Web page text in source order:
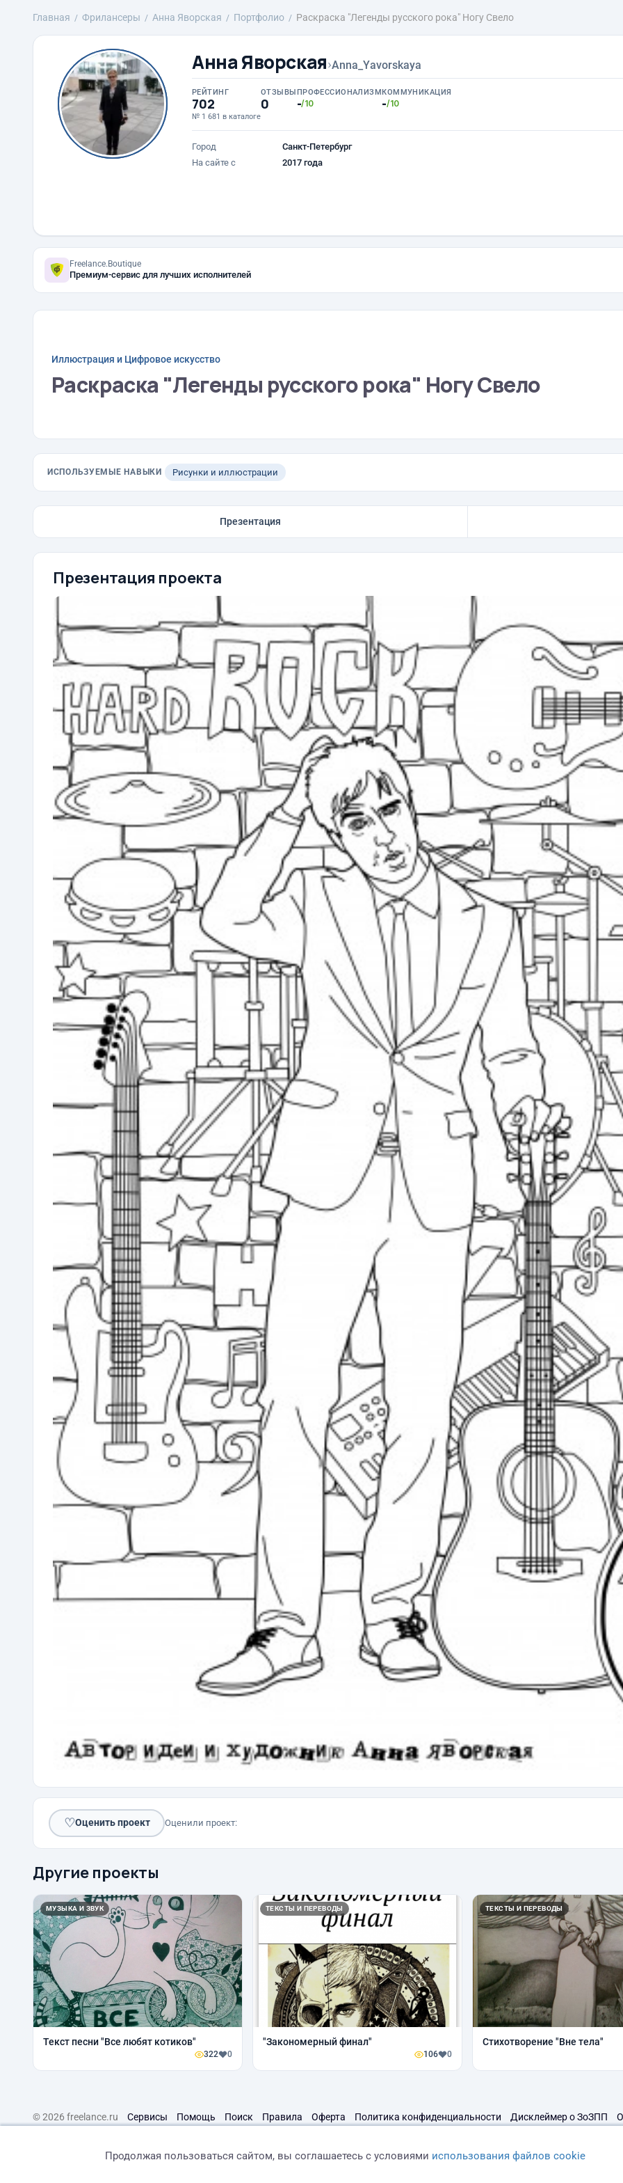
Главная Фрилансеры Анна Яворская Портфолио Раскраска "Легенды русского рока" Ногу Свело
Анна Яворская›Anna_Yavorskaya
РЕЙТИНГ
702
№ 1 681 в каталоге
ОТЗЫВЫ
0
ПРОФЕССИОНАЛИЗМ
-/10
КОММУНИКАЦИЯ
-/10
Город
Санкт-Петербург
На сайте с
2017 года
Freelance.Boutique
Премиум-сервис для лучших исполнителей
Иллюстрация и Цифровое искусство
Раскраска "Легенды русского рока" Ногу Свело
ИСПОЛЬЗУЕМЫЕ НАВЫКИ Рисунки и иллюстрации
Презентация
Презентация проекта
♡Оценить проект Оценили проект:
Другие проекты
МУЗЫКА И ЗВУК
Текст песни "Все любят котиков"
322 0
ТЕКСТЫ И ПЕРЕВОДЫ
"Закономерный финал"
106 0
ТЕКСТЫ И ПЕРЕВОДЫ
Стихотворение "Вне тела"
© 2026 freelance.ru Сервисы Помощь Поиск Правила Оферта Политика конфиденциальности Дисклеймер о ЗоЗПП
Продолжая пользоваться сайтом, вы соглашаетесь с условиями использования файлов cookie